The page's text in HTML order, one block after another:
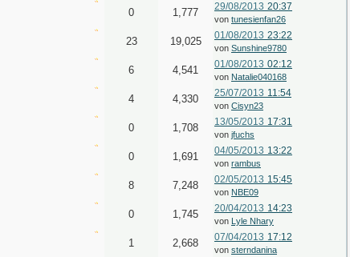
0 1,777 29/08/2013 20:37
von tunesienfan26
23 19,025 01/08/2013 23:22
von Sunshine9780
6 4,541 01/08/2013 02:12
von Natalie040168
4 4,330 25/07/2013 11:54
von Cisyn23
0 1,708 13/05/2013 17:31
von jfuchs
0 1,691 04/05/2013 13:22
von rambus
8 7,248 02/05/2013 15:45
von NBE09
0 1,745 20/04/2013 14:23
von Lyle Nhary
1 2,668 07/04/2013 17:12
von sterndanina